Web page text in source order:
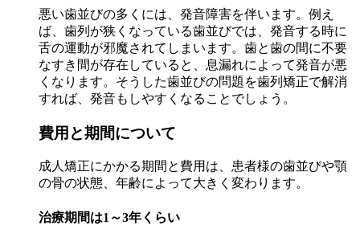
悪い歯並びの多くには、発音障害を伴います。例え
ば、歯列が狭くなっている歯並びでは、発音する時に
舌の運動が邪魔されてしまいます。歯と歯の間に不要
なすき間が存在していると、息漏れによって発音が悪
くなります。そうした歯並びの問題を歯列矯正で解消
すれば、発音もしやすくなることでしょう。
費用と期間について
成人矯正にかかる期間と費用は、患者様の歯並びや顎
の骨の状態、年齢によって大きく変わります。
治療期間は1～3年くらい